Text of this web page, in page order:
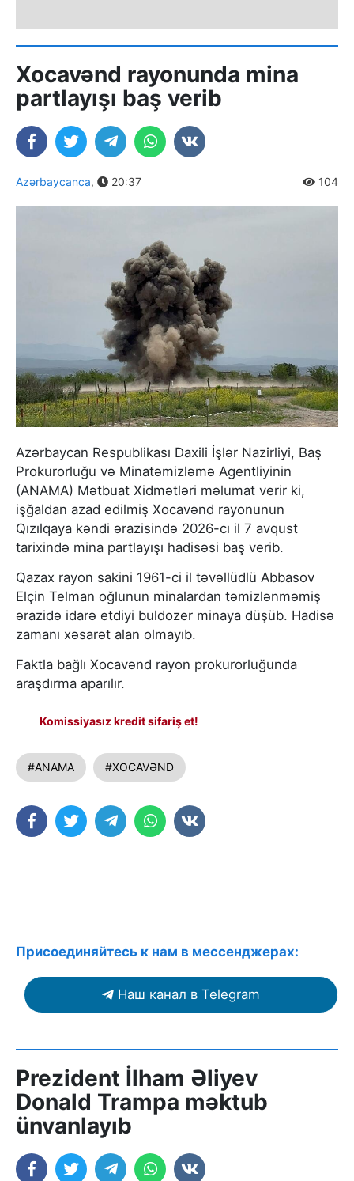
Xocavənd rayonunda mina
partlayışı baş verib
Azərbaycanca, 20:37 104
Azərbaycan Respublikası Daxili İşlər Nazirliyi, Baş
Prokurorluğu və Minatəmizləmə Agentliyinin
(ANAMA) Mətbuat Xidmətləri məlumat verir ki,
işğaldan azad edilmiş Xocavənd rayonunun
Qızılqaya kəndi ərazisində 2026-cı il 7 avqust
tarixində mina partlayışı hadisəsi baş verib.
Qazax rayon sakini 1961-ci il təvəllüdlü Abbasov
Elçin Telman oğlunun minalardan təmizlənməmiş
ərazidə idarə etdiyi buldozer minaya düşüb. Hadisə
zamanı xəsarət alan olmayıb.
Faktla bağlı Xocavənd rayon prokurorluğunda
araşdırma aparılır.
Komissiyasız kredit sifariş et!
#ANAMA #XOCAVƏND
Присоединяйтесь к нам в мессенджерах:
Наш канал в Telegram
Prezident İlham Əliyev
Donald Trampa məktub
ünvanlayıb